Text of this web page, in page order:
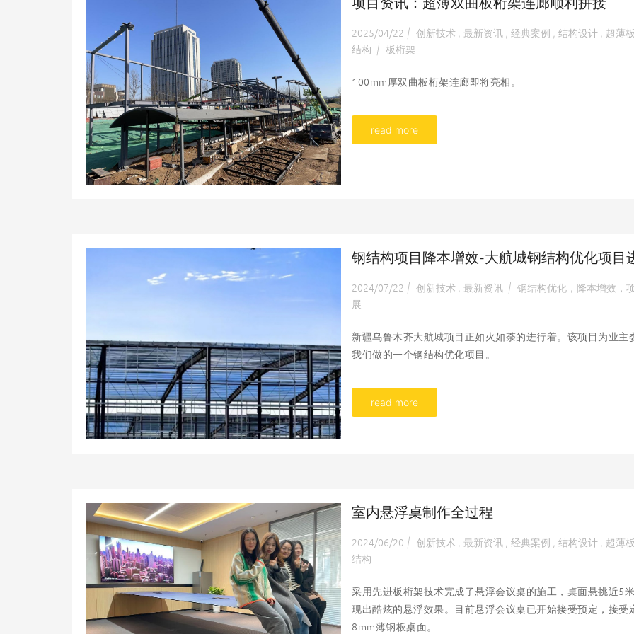
2025/04/22 | 创新技术 最新资讯 经典案例 结构设计 超薄
结构 | 板桁架
100mm厚双曲板桁架连廊即将亮相。
read more
钢结构项目降本增效-大航城钢结构优化项目
2024/07/22 | 创新技术 最新资讯 | 钢结构优化，降本增效，
展
新疆乌鲁木齐大航城项目正如火如荼的进行着。该项目为业主
我们做的一个钢结构优化项目。
read more
室内悬浮桌制作全过程
2024/06/20 | 创新技术 最新资讯 经典案例 结构设计 超薄
结构
采用先进板桁架技术完成了悬浮会议桌的施工，桌面悬挑近5
现出酷炫的悬浮效果。目前悬浮会议桌已开始接受预定，接受
8mm薄钢板桌面。